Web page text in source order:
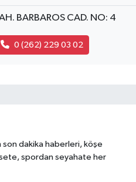
BARBAROS CAD. NO: 4
0 (262) 229 03 02
dakika haberleri, köşe
spordan seyahate her